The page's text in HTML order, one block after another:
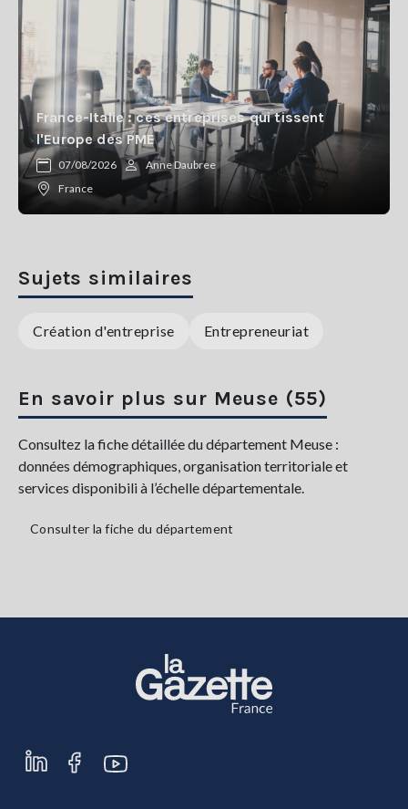
France-Italie : ces entreprises qui tissent
l'Europe des PME
07/08/2026
Anne Daubree
France
Sujets similaires
Création d'entreprise Entrepreneuriat
En savoir plus sur Meuse (55)
Consultez la fiche détaillée du département Meuse :
données démographiques, organisation territoriale et
services disponibili à l’échelle départementale.
Consulter la fiche du département